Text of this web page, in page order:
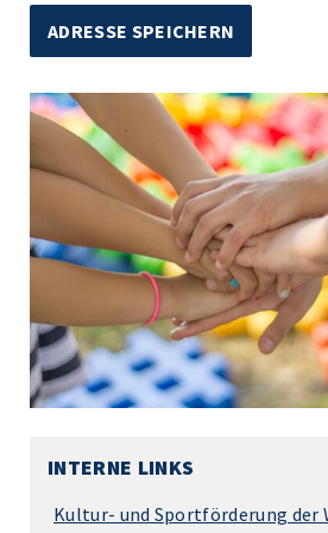
INTERNE LINKS
Kultur- und Sportförderung der